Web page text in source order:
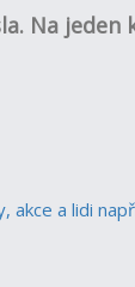
Na jeden
akce a lidi